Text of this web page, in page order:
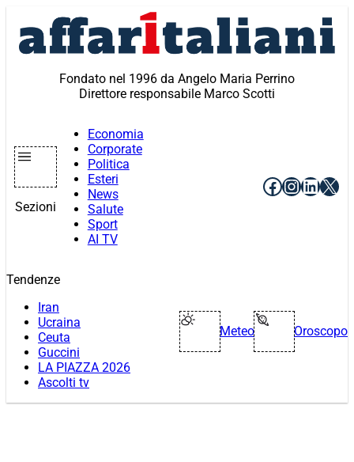
contenuto
Fondato nel 1996 da Angelo Maria Perrino
Direttore responsabile Marco Scotti
Sezioni
Economia
Corporate
Politica
Esteri
News
Salute
Sport
AI TV
Facebook
X
Tendenze
Iran
Ucraina
Ceuta
Guccini
LA PIAZZA 2026
Ascolti tv
Meteo Oroscopo